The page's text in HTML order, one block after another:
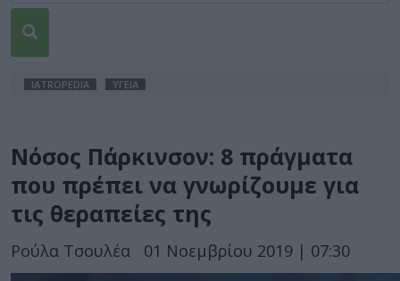
IATROPEDIA ΥΓΕΙΑ
Νόσος Πάρκινσον: 8 πράγματα
που πρέπει να γνωρίζουμε για
τις θεραπείες της
Ρούλα Τσουλέα 01 Νοεμβρίου 2019 | 07:30